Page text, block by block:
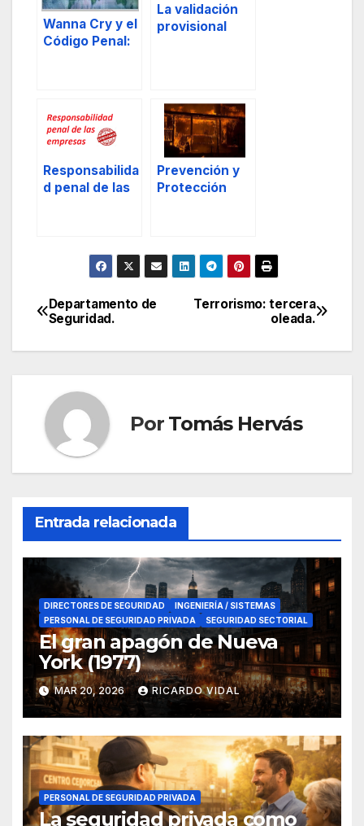
Wanna Cry y el
Código Penal:
La validación
provisional
Jefes de
Seguridad.
Responsabilida
d penal de las
como modelo
de prevención,
Prevención y
Protección
Navegación
de
Terrorismo: tercera
oleada.
Departamento de
Seguridad.
Por Tomás Hervás
Entrada relacionada
DIRECTORES DE SEGURIDAD
INGENIERÍA / SISTEMAS
PERSONAL DE SEGURIDAD PRIVADA
SEGURIDAD SECTORIAL
El gran apagón de Nueva
York (1977)
MAR 20, 2026 RICARDO VIDAL
PERSONAL DE SEGURIDAD PRIVADA
La seguridad privada como